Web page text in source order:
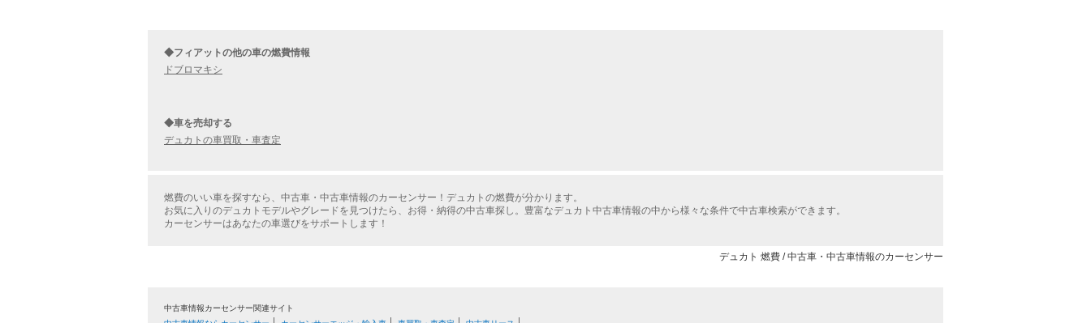
◆フィアットの他の車の燃費情報
ドブロマキシ
◆車を売却する
デュカトの車買取・車査定
燃費のいい車を探すなら、中古車・中古車情報のカーセンサー！デュカトの燃費が分かります。
お気に入りのデュカトモデルやグレードを見つけたら、お得・納得の中古車探し。豊富なデュカト中古車情報の中から様々な条件で中古車検索ができます。
カーセンサーはあなたの車選びをサポートします！
デュカト 燃費 / 中古車・中古車情報のカーセンサー
中古車情報カーセンサー関連サイト